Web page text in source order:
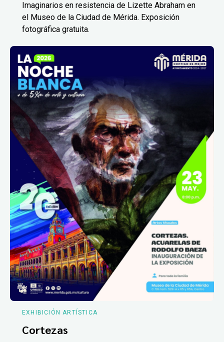
Imaginarios en resistencia de Lizette Abraham en
el Museo de la Ciudad de Mérida. Exposición
fotográfica gratuita.
EXHIBICIÓN ARTÍSTICA
Cortezas